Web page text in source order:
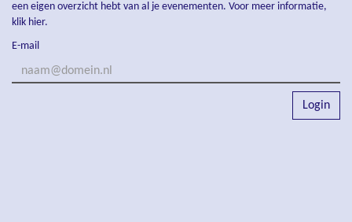
een eigen overzicht hebt van al je evenementen. Voor meer informatie,
klik hier.
E-mail
Login